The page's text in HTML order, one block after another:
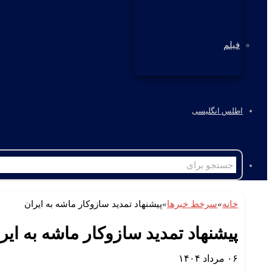
فیلم
اطلس انگلیسی
خانه»سرخط خبرها»پیشنهاد تمدید سازوکار ماشه به ایران
پیشنهاد تمدید سازوکار ماشه به
۰۶ مرداد ۱۴۰۴